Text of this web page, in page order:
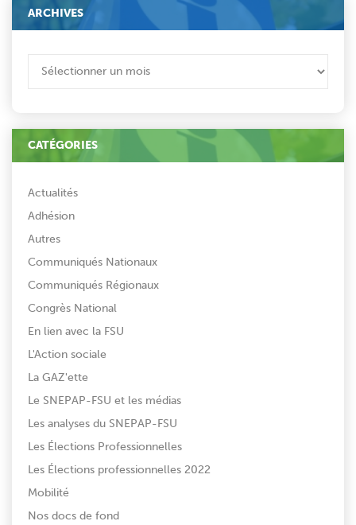
ARCHIVES
CATÉGORIES
Actualités
Adhésion
Autres
Communiqués Nationaux
Communiqués Régionaux
Congrès National
En lien avec la FSU
L'Action sociale
La GAZ'ette
Le SNEPAP-FSU et les médias
Les analyses du SNEPAP-FSU
Les Élections Professionnelles
Les Élections professionnelles 2022
Mobilité
Nos docs de fond